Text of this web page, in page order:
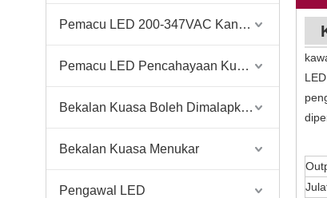
Pemacu LED 200-347VAC Kanada
Pemacu LED Pencahayaan Kuasa Tinggi
Bekalan Kuasa Boleh Dimalapkan Jalur LED AC
Bekalan Kuasa Menukar
Pengawal LED